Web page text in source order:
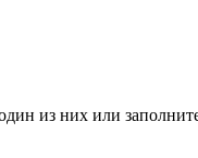
из них или